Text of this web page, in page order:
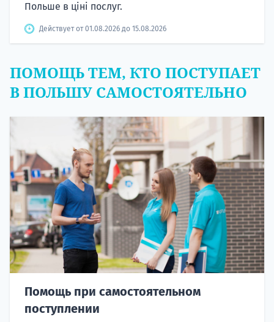
Польше в ціні послуг.
Действует от 01.08.2026 до 15.08.2026
ПОМОЩЬ ТЕМ, КТО ПОСТУПАЕТ
В ПОЛЬШУ САМОСТОЯТЕЛЬНО
Помощь при самостоятельном
поступлении